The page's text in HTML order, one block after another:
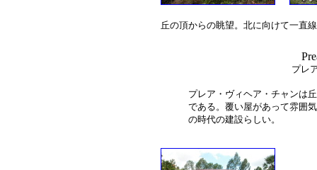
丘の頂からの眺望。北に向けて一直
プレ
プレア・ヴィヘア・チャンは
である。覆い屋があって雰囲
の時代の建設らしい。